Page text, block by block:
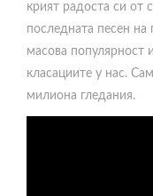
крият радоста си от
последната песен на
масова популярност
класациите у нас.
милиона гледания.